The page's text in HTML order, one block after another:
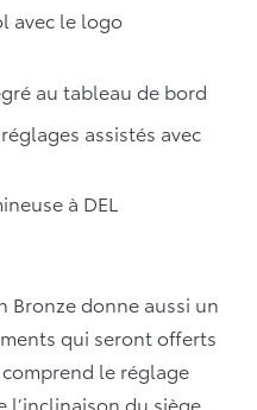
avec le logo
au tableau de bord
assistés avec
à DEL
Bronze donne aussi un
qui seront offerts
le réglage
du siège